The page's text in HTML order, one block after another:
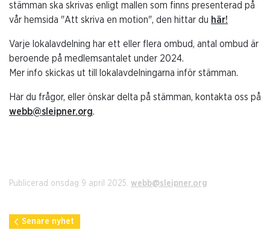
stämman ska skrivas enligt mallen som finns presenterad på
vår hemsida "Att skriva en motion", den hittar du här!
Varje lokalavdelning har ett eller flera ombud, antal ombud är
beroende på medlemsantalet under 2024.
Mer info skickas ut till lokalavdelningarna inför stämman.
Har du frågor, eller önskar delta på stämman, kontakta oss på
webb@sleipner.org.
Publicerad onsdag 9 april 2025. webb@sleipner.org
Senare nyhet